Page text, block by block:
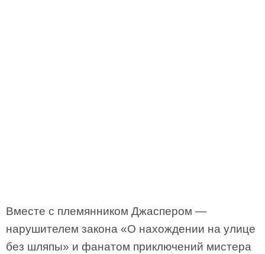
Вместе с племянником Джаспером —
нарушителем закона «О нахождении на улице
без шляпы» и фанатом приключений мистера